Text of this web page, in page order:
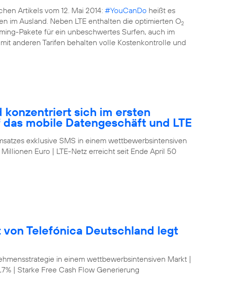
Artikels vom 12. Mai 2014:#YouCanDo heißt es
im Ausland. Neben LTE enthalten die optimierten O2
Pakete für ein unbeschwertes Surfen, auch im
anderen Tarifen behalten volle Kostenkontrolle und
konzentriert sich im ersten
mobile Datengeschäft und LTE
exklusive SMS in einem wettbewerbsintensiven
Euro | LTE-Netz erreicht seit Ende April 50
Telefónica Deutschland legt
in einem wettbewerbsintensiven Markt |
| Starke Free Cash Flow Generierung